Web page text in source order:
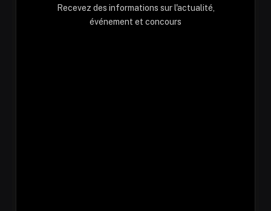
Recevez des informations sur l'actualité,
événement et concours